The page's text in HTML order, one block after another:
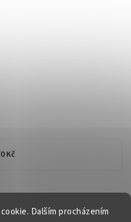
Dalším procházením
0 Kč